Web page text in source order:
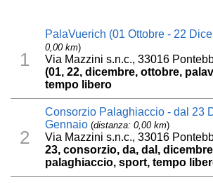
1
PalaVuerich (01 Ottobre - 22
0,00 km)
Via Mazzini s.n.c., 33016
(01, 22, dicembre, ottobre,
tempo libero
2
Consorzio Palaghiaccio - dal 23
Gennaio (distanza: 0,00 km)
Via Mazzini s.n.c., 33016
23, consorzio, da, dal,
palaghiaccio, sport, tempo